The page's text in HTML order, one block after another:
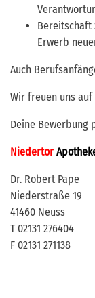
Bereitschaft
Erwerb
Auch
Wir freuen uns auf
Deine Bewerbung
Niedertor
Dr. Robert Pape
Niederstraße 19
41460 Neuss
T 02131 276404
F 02131 271138